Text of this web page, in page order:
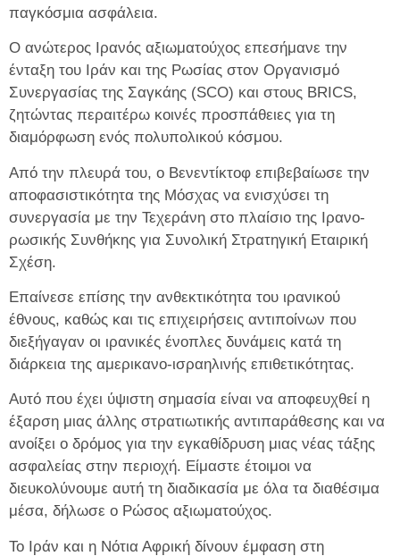
παγκόσμια ασφάλεια.
Ο ανώτερος Ιρανός αξιωματούχος επεσήμανε την
ένταξη του Ιράν και της Ρωσίας στον Οργανισμό
Συνεργασίας της Σαγκάης (SCO) και στους BRICS,
ζητώντας περαιτέρω κοινές προσπάθειες για τη
διαμόρφωση ενός πολυπολικού κόσμου.
Από την πλευρά του, ο Βενεντίκτοφ επιβεβαίωσε την
αποφασιστικότητα της Μόσχας να ενισχύσει τη
συνεργασία με την Τεχεράνη στο πλαίσιο της Ιρανο-
ρωσικής Συνθήκης για Συνολική Στρατηγική Εταιρική
Σχέση.
Επαίνεσε επίσης την ανθεκτικότητα του ιρανικού
έθνους, καθώς και τις επιχειρήσεις αντιποίνων που
διεξήγαγαν οι ιρανικές ένοπλες δυνάμεις κατά τη
διάρκεια της αμερικανο-ισραηλινής επιθετικότητας.
Αυτό που έχει ύψιστη σημασία είναι να αποφευχθεί η
έξαρση μιας άλλης στρατιωτικής αντιπαράθεσης και να
ανοίξει ο δρόμος για την εγκαθίδρυση μιας νέας τάξης
ασφαλείας στην περιοχή. Είμαστε έτοιμοι να
διευκολύνουμε αυτή τη διαδικασία με όλα τα διαθέσιμα
μέσα, δήλωσε ο Ρώσος αξιωματούχος.
Το Ιράν και η Νότια Αφρική δίνουν έμφαση στη